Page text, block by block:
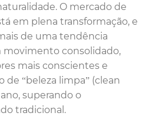
O mercado de
em plena transformação, e
de uma tendência
movimento consolidado,
mais conscientes e
“beleza limpa” (clean
superando o
tradicional.